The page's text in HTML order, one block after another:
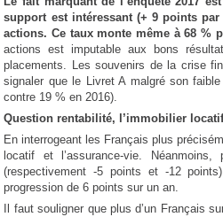
support est intéressant (+ 9 points par
actions. Ce taux monte même à 68 %
actions est imputable aux bons
placements. Les souvenirs de la crise
signaler que le Livret A malgré son
contre 19 % en 2016).
Question rentabilité, l’immobilier
En interrogeant les Français plus
locatif et l’assurance-vie.
(respectivement -5 points et -12
progression de 6 points sur un an.
Il faut souligner que plus d’un Français